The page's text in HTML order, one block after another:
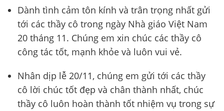
Dành tình cảm tôn kính và trân trọng nhất gửi
tới các thầy cô trong ngày Nhà giáo Việt Nam
20 tháng 11. Chúng em xin chúc các thầy cô
công tác tốt, mạnh khỏe và luôn vui vẻ.
Nhân dịp lễ 20/11, chúng em gửi tới các thầy
cô lời chúc tốt đẹp và chân thành nhất, chúc
thầy cô luôn hoàn thành tốt nhiệm vụ trong sự